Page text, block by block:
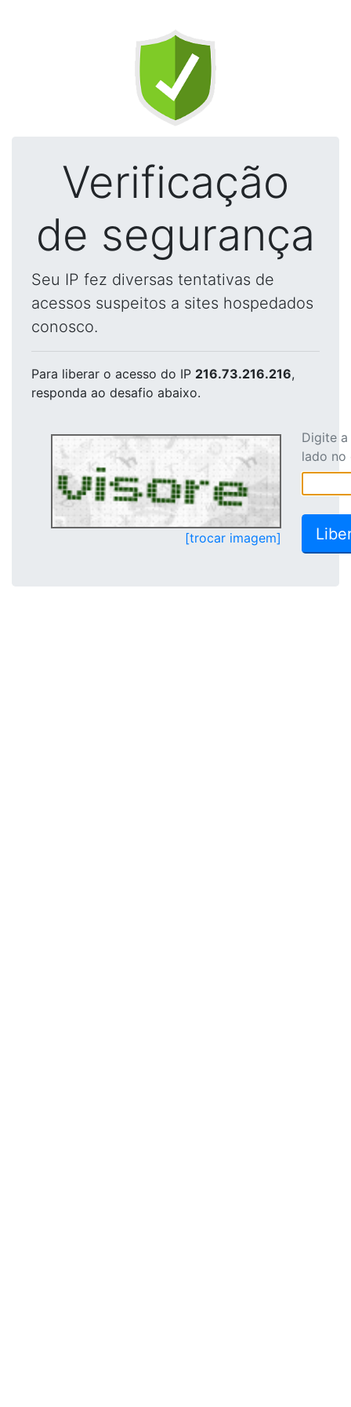
Verificação
de segurança
Seu IP fez diversas tentativas de
acessos suspeitos a sites hospedados
conosco.
Para liberar o acesso do IP 216.73.216.216,
responda ao desafio abaixo.
[trocar imagem]
Digite
lado no